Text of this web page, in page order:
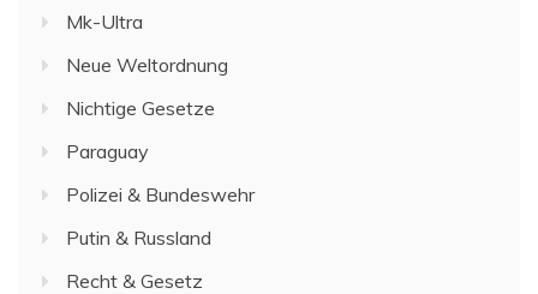
Mk-Ultra
Neue Weltordnung
Nichtige Gesetze
Paraguay
Polizei & Bundeswehr
Putin & Russland
Recht & Gesetz